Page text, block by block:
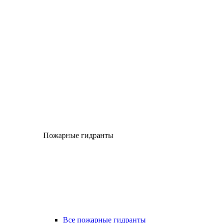
Пожарные гидранты
Все пожарные гидранты